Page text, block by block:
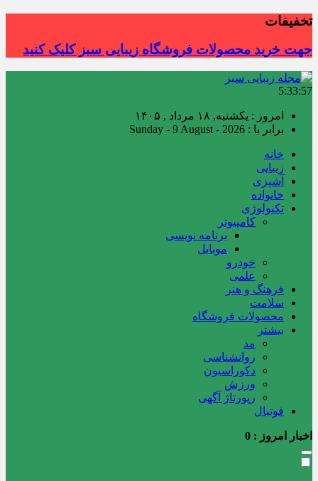
تخفیفات
جهت خرید محصولات فروشگاه زیبایی سبز کلیک کنید
5:33:58
امروز : یکشنبه, ۱۸ مرداد , ۱۴۰۵
برابر با : Sunday - 9 August - 2026
خانه
زیبایی
آشپزی
خانواده
تکنولوژی
کامپیوتر
برنامه نویسی
موبایل
خودرو
علمی
فرهنگ و هنر
سلامت
محصولات فروشگاه
بیشتر
مد
روانشناسی
دکوراسیون
ورزش
رپورتاژ آگهی
فوتبال
اخبار امروز : 0